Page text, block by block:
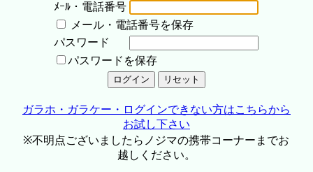
ﾒｰﾙ・電話番号
メール・電話番号を保存
パスワード
パスワードを保存
ガラホ・ガラケー・ログインできない方はこちらから
お試し下さい
※不明点ございましたらノジマの携帯コーナーまでお
越しください。